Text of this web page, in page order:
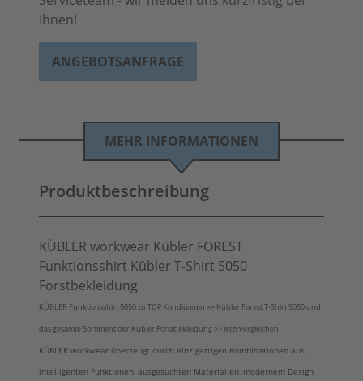
Ihnen!
ANGEBOTSANFRAGE
MEHR INFORMATIONEN
Produktbeschreibung
KÜBLER workwear Kübler FOREST
Funktionsshirt Kübler T-Shirt 5050
Forstbekleidung
KÜBLER Funktionsshirt 5050 zu TOP Konditionen >> Kübler Forest T-Shirt 5050 und
das gesamte Sortiment der Kübler Forstbekleidung >> jetzt vergleichen
KÜBLER workwear überzeugt durch einzigartigen Kombinationen aus
intelligenten Funktionen, ausgesuchten Materialien, modernem Design